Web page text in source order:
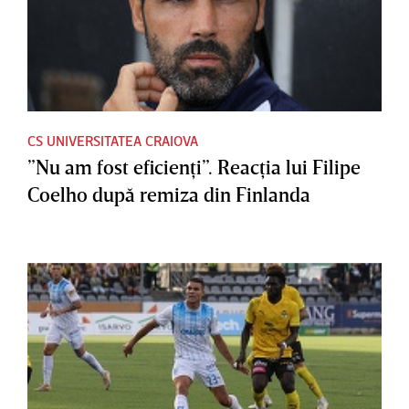
CS UNIVERSITATEA CRAIOVA
”Nu am fost eficienţi”. Reacţia lui Filipe
Coelho după remiza din Finlanda